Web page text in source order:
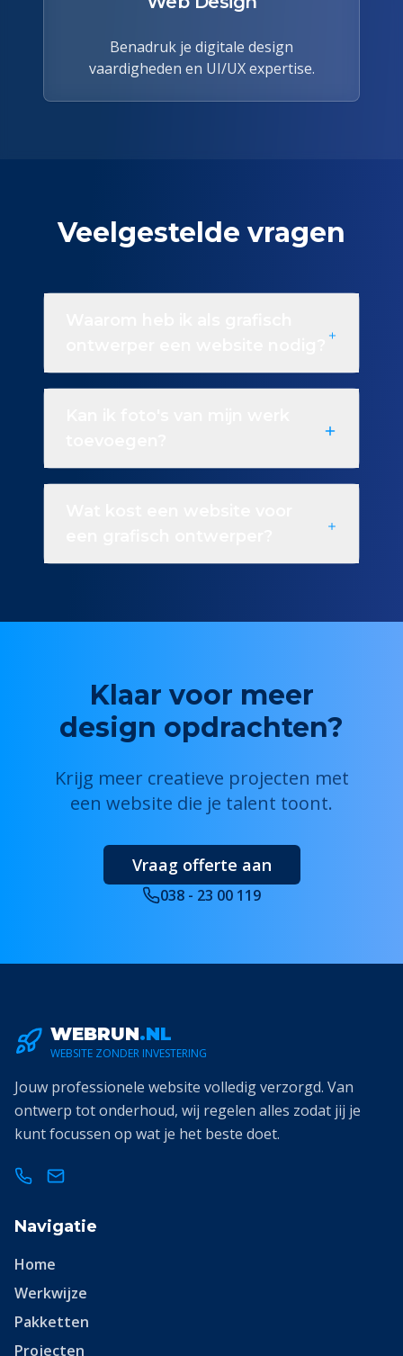
Benadruk je digitale design
vaardigheden en UI/UX expertise.
Veelgestelde vragen
Klaar voor meer
design opdrachten?
Krijg meer creatieve projecten met
een website die je talent toont.
Vraag offerte aan
038 - 23 00 119
WEBRUN.NL
WEBSITE ZONDER INVESTERING
Jouw professionele website volledig verzorgd. Van
ontwerp tot onderhoud, wij regelen alles zodat jij je
kunt focussen op wat je het beste doet.
Navigatie
Home
Werkwijze
Pakketten
Projecten